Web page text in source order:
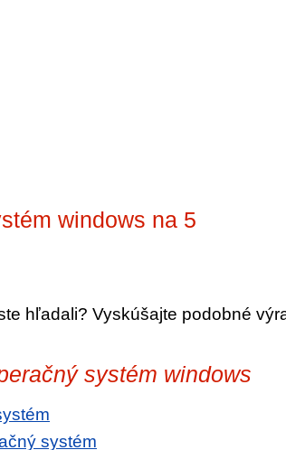
windows na 5
hľadali? Vyskúšajte podobné
systém windows
systém